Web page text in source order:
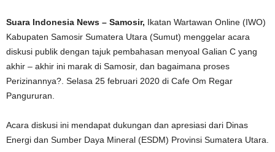
Suara Indonesia News – Samosir, Ikatan Wartawan Online (IWO)
Kabupaten Samosir Sumatera Utara (Sumut) menggelar acara
diskusi publik dengan tajuk pembahasan menyoal Galian C yang
akhir – akhir ini marak di Samosir, dan bagaimana proses
Perizinannya?. Selasa 25 februari 2020 di Cafe Om Regar
Pangururan.
Acara diskusi ini mendapat dukungan dan apresiasi dari Dinas
Energi dan Sumber Daya Mineral (ESDM) Provinsi Sumatera Utara.